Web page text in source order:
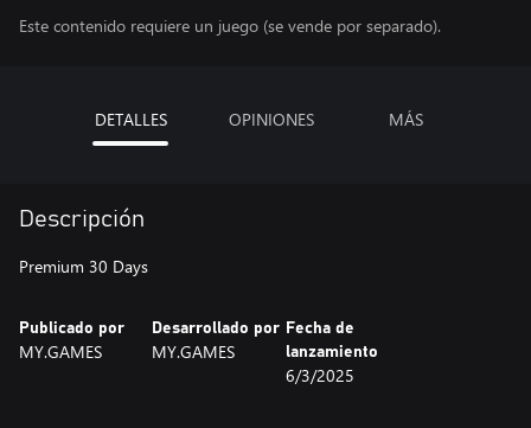
Este contenido requiere un juego (se vende por separado).
DETALLES OPINIONES MÁS
Descripción
Premium 30 Days
Publicado por
MY.GAMES
Desarrollado por
MY.GAMES
Fecha de
lanzamiento
6/3/2025